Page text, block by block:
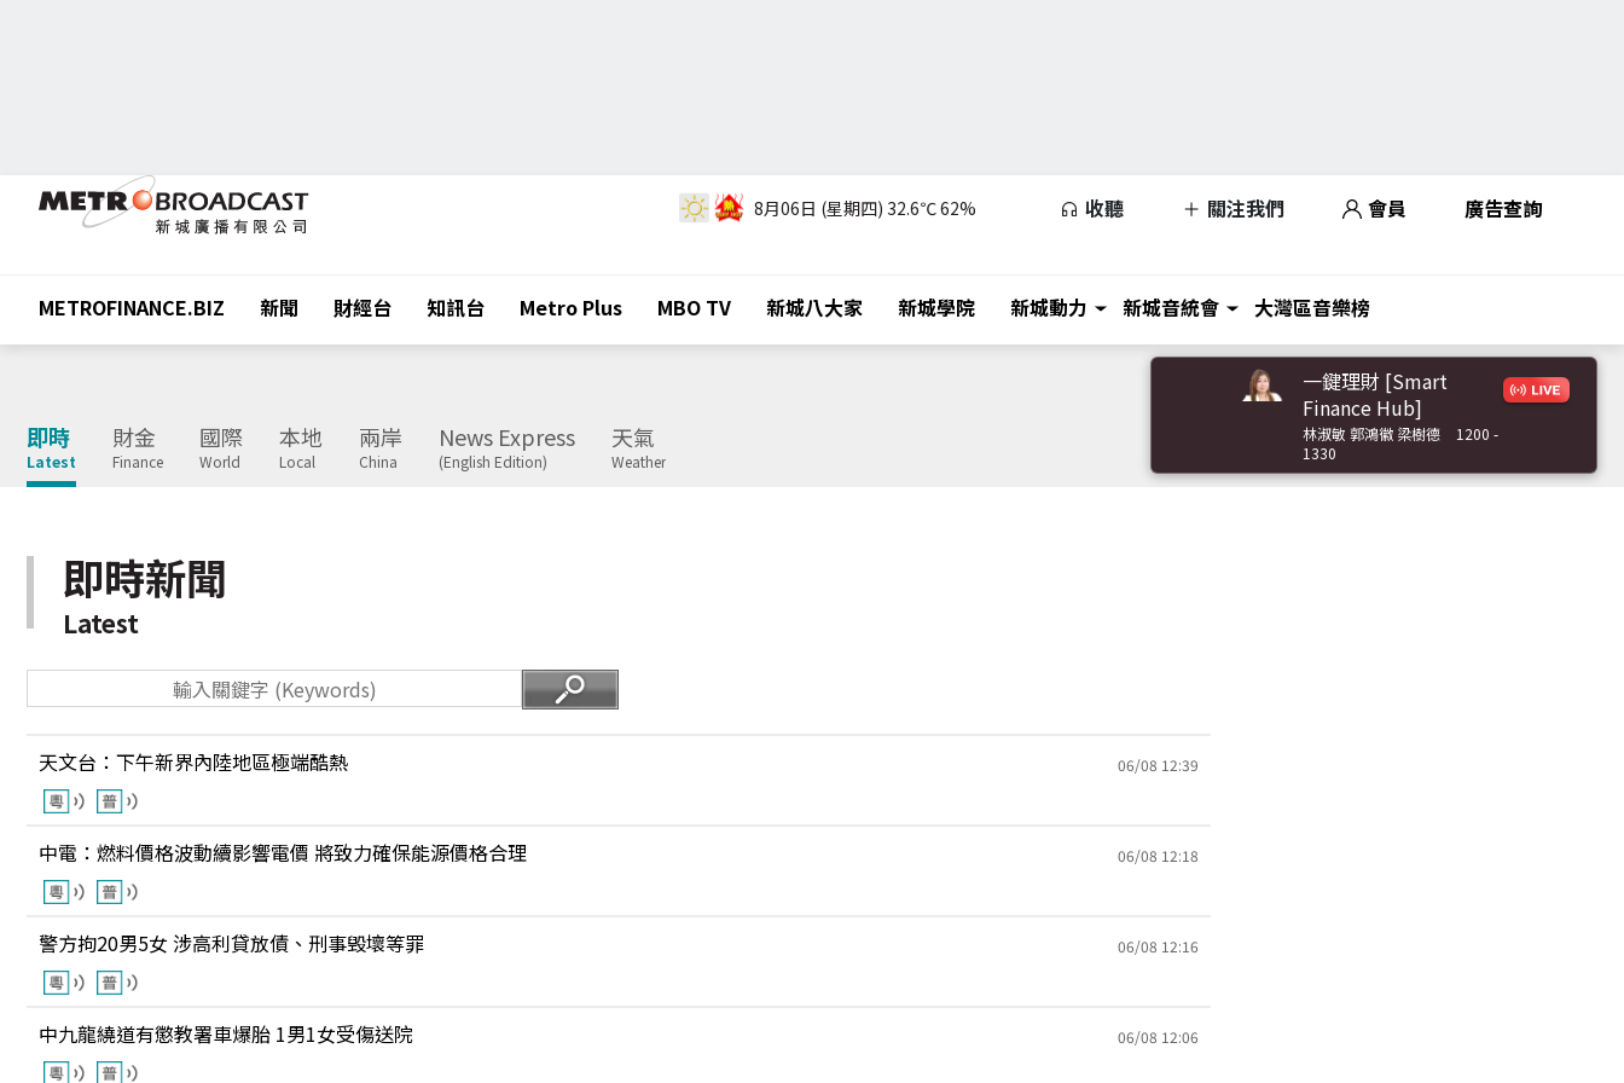
8月06日 (星期四) 32.6℃62% 收聽 關注我們 會員 廣告查詢
METROFINANCE.BIZ 新聞 財經台 知訊台 Metro Plus MBO TV 新城八大家 新城學院 新城動力 新城音統會 大灣區音樂榜
即時
Latest
財金
Finance
國際
World
本地
Local
兩岸
China
News Express
(English Edition)
天氣
Weather
一鍵理財 [Smart
Finance Hub]
林淑敏 郭鴻徽 梁樹德
1200 -
1330
即時新聞
Latest
天文台：下午新界內陸地區極端酷熱 06/08 12:39
中電：燃料價格波動續影響電價 將致力確保能源價格合理 06/08 12:18
警方拘20男5女 涉高利貸放債、刑事毁壞等罪 06/08 12:16
中九龍繞道有懲教署車爆胎 1男1女受傷送院 06/08 12:06